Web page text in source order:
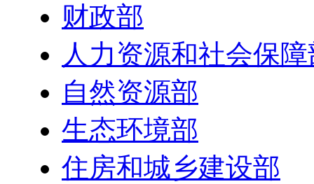
财政部
人力资源和社会保
自然资源部
生态环境部
住房和城乡建设部